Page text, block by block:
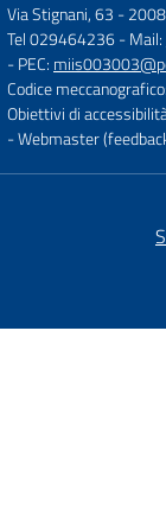
Via Stignani, 63 -
Tel 029464236- Mail:
- PEC:
Codice
Obiettivi di
- Webmaster